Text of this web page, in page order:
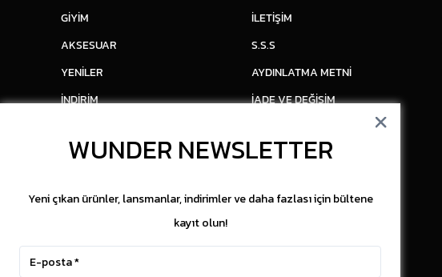
GİYİM
AKSESUAR
YENİLER
İNDİRİM
İLETİŞİM
S.S.S
AYDINLATMA METNİ
İADE VE DEĞİŞİM
WUNDER NEWSLETTER
Yeni çıkan ürünler, lansmanlar, indirimler ve daha fazlası için bültene
kayıt olun!